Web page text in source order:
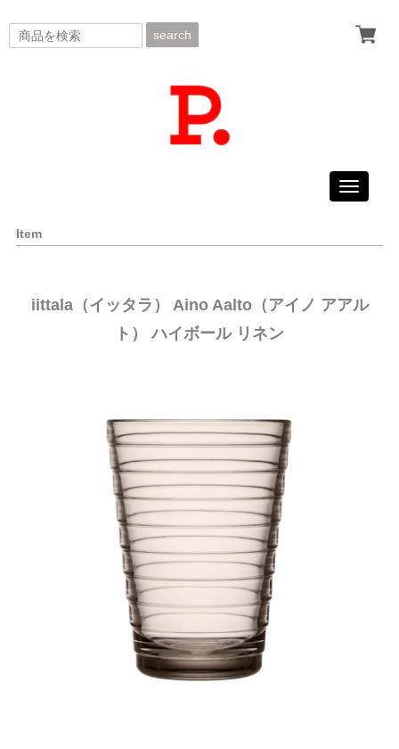
search
Toggle
Item
iittala（イッタラ） Aino Aalto（アイノ アアル
ト） ハイボール リネン